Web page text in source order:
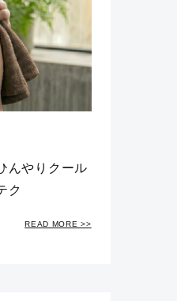
んやりクール
ク
READ MORE >>